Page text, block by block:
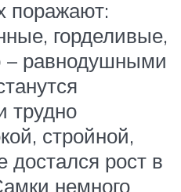
поражают:
горделивые,
– равнодушными
трудно
стройной,
достался рост в
немного